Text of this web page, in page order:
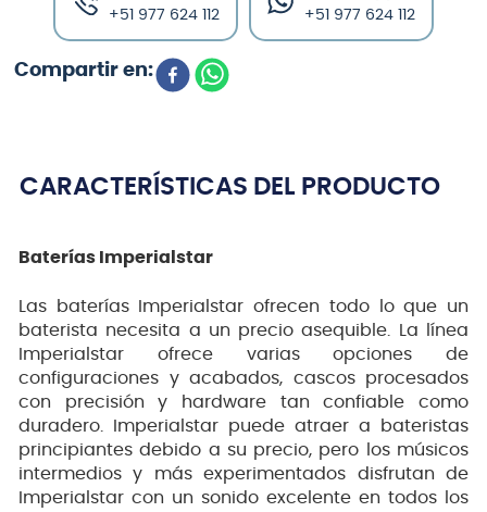
+51 977 624 112 +51 977 624 112
CARACTERÍSTICAS DEL PRODUCTO
Baterías Imperialstar
Las baterías Imperialstar ofrecen todo lo que un
baterista necesita a un precio asequible. La línea
Imperialstar ofrece varias opciones de
configuraciones y acabados, cascos procesados
con precisión y hardware tan confiable como
duradero. Imperialstar puede atraer a bateristas
principiantes debido a su precio, pero los músicos
intermedios y más experimentados disfrutan de
Imperialstar con un sonido excelente en todos los